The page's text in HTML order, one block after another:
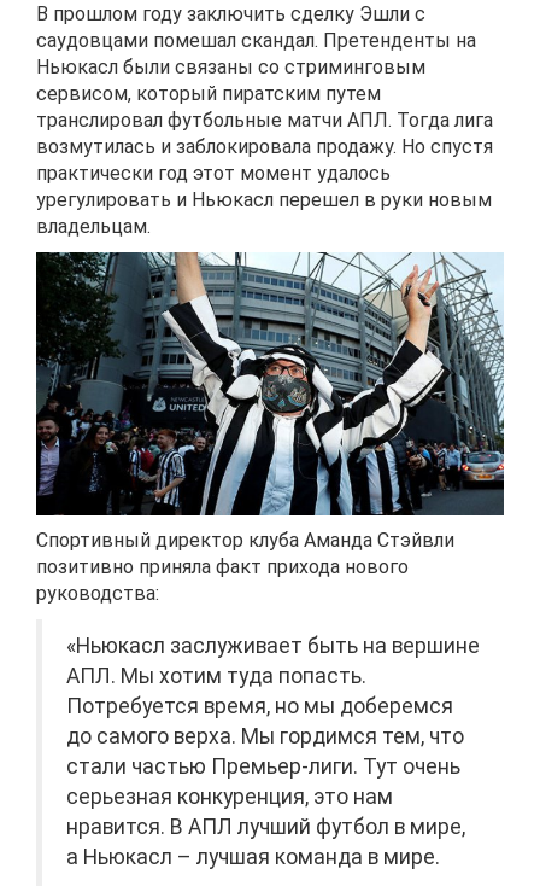
В прошлом году заключить сделку Эшли с
саудовцами помешал скандал. Претенденты на
Ньюкасл были связаны со стриминговым
сервисом, который пиратским путем
транслировал футбольные матчи АПЛ. Тогда лига
возмутилась и заблокировала продажу. Но спустя
практически год этот момент удалось
урегулировать и Ньюкасл перешел в руки новым
владельцам.
Спортивный директор клуба Аманда Стэйвли
позитивно приняла факт прихода нового
руководства:
«Ньюкасл заслуживает быть на вершине
АПЛ. Мы хотим туда попасть.
Потребуется время, но мы доберемся
до самого верха. Мы гордимся тем, что
стали частью Премьер-лиги. Тут очень
серьезная конкуренция, это нам
нравится. В АПЛ лучший футбол в мире,
а Ньюкасл – лучшая команда в мире.